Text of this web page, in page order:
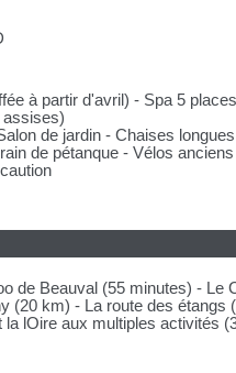
à partir d'avril) - Spa 5 places
assises)
de jardin - Chaises
de pétanque - Vélos
de Beauval (55 minutes) - Le
(20 km) - La route des
la lOire aux multiples activités